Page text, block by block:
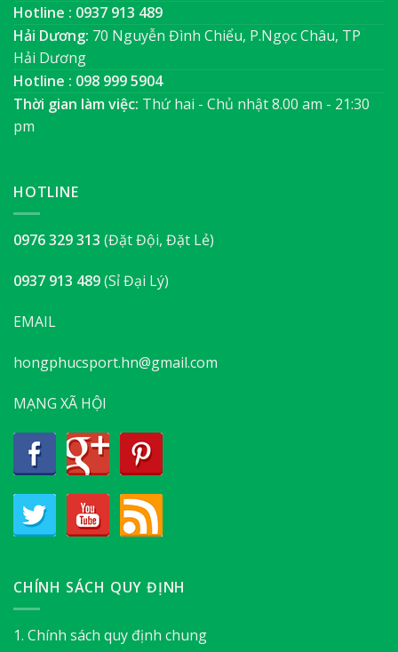
Hotline : 0937 913 489
Hải Dương: 70 Nguyễn Đình Chiểu, P.Ngọc Châu, TP
Hải Dương
Hotline : 098 999 5904
Thời gian làm việc: Thứ hai - Chủ nhật 8.00 am - 21:30
pm
HOTLINE
0976 329 313 (Đặt Đội, Đặt Lẻ)
0937 913 489(Sỉ Đại Lý)
EMAIL
hongphucsport.hn@gmail.com
MẠNG XÃ HỘI
CHÍNH SÁCH QUY ĐỊNH
1. Chính sách quy định chung